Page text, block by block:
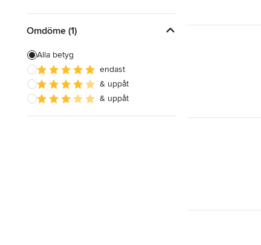
Inredningsdesign
Vardagsrumsdesign
Visa alla
Omdöme (1)
Alla betyg
endast
& uppåt
& uppåt